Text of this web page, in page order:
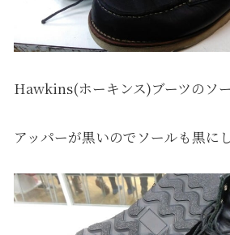
Hawkins(ホーキンス)ブーツのソー
アッパーが黒いのでソールも黒にし